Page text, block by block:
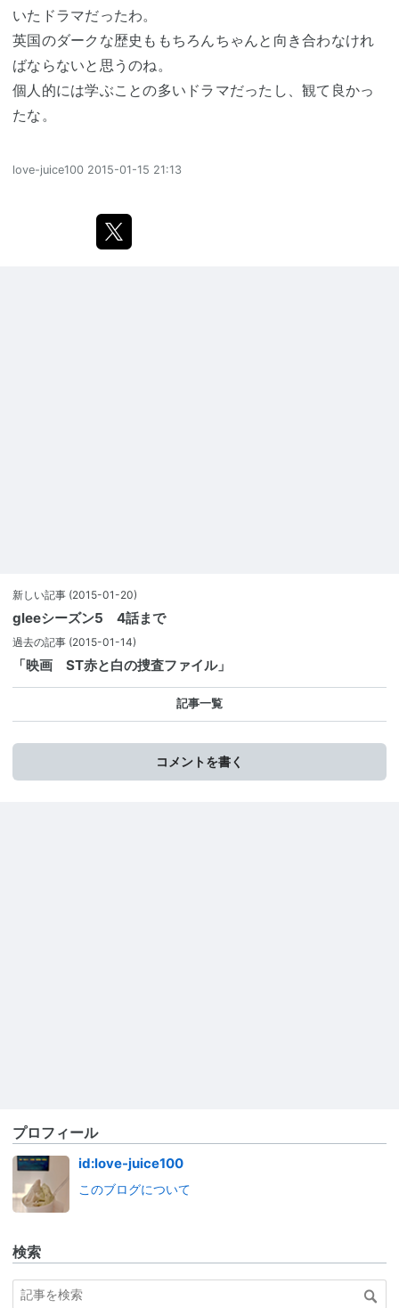
いたドラマだったわ。
英国のダークな歴史ももちろんちゃんと向き合わなけれ
ばならないと思うのね。
個人的には学ぶことの多いドラマだったし、観て良かっ
たな。
love-juice100 2015-01-15 21:13
新しい記事 (2015-01-20)
gleeシーズン5 4話まで
過去の記事 (2015-01-14)
「映画 ST赤と白の捜査ファイル」
記事一覧
コメントを書く
プロフィール
id:love-juice100
このブログについて
検索